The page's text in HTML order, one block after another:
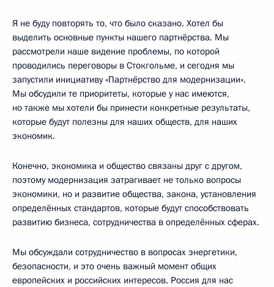
Я не буду повторять то, что было сказано. Хотел бы
выделить основные пункты нашего партнёрства. Мы
рассмотрели наше видение проблемы, по которой
проводились переговоры в Стокгольме, и сегодня мы
запустили инициативу «Партнёрство для модернизации».
Мы обсудили те приоритеты, которые у нас имеются,
но также мы хотели бы принести конкретные результаты,
которые будут полезны для наших обществ, для наших
экономик.
Конечно, экономика и общество связаны друг с другом,
поэтому модернизация затрагивает не только вопросы
экономики, но и развитие общества, закона, установления
определённых стандартов, которые будут способствовать
развитию бизнеса, сотрудничества в определённых сферах.
Мы обсуждали сотрудничество в вопросах энергетики,
безопасности, и это очень важный момент общих
европейских и российских интересов. Россия для нас